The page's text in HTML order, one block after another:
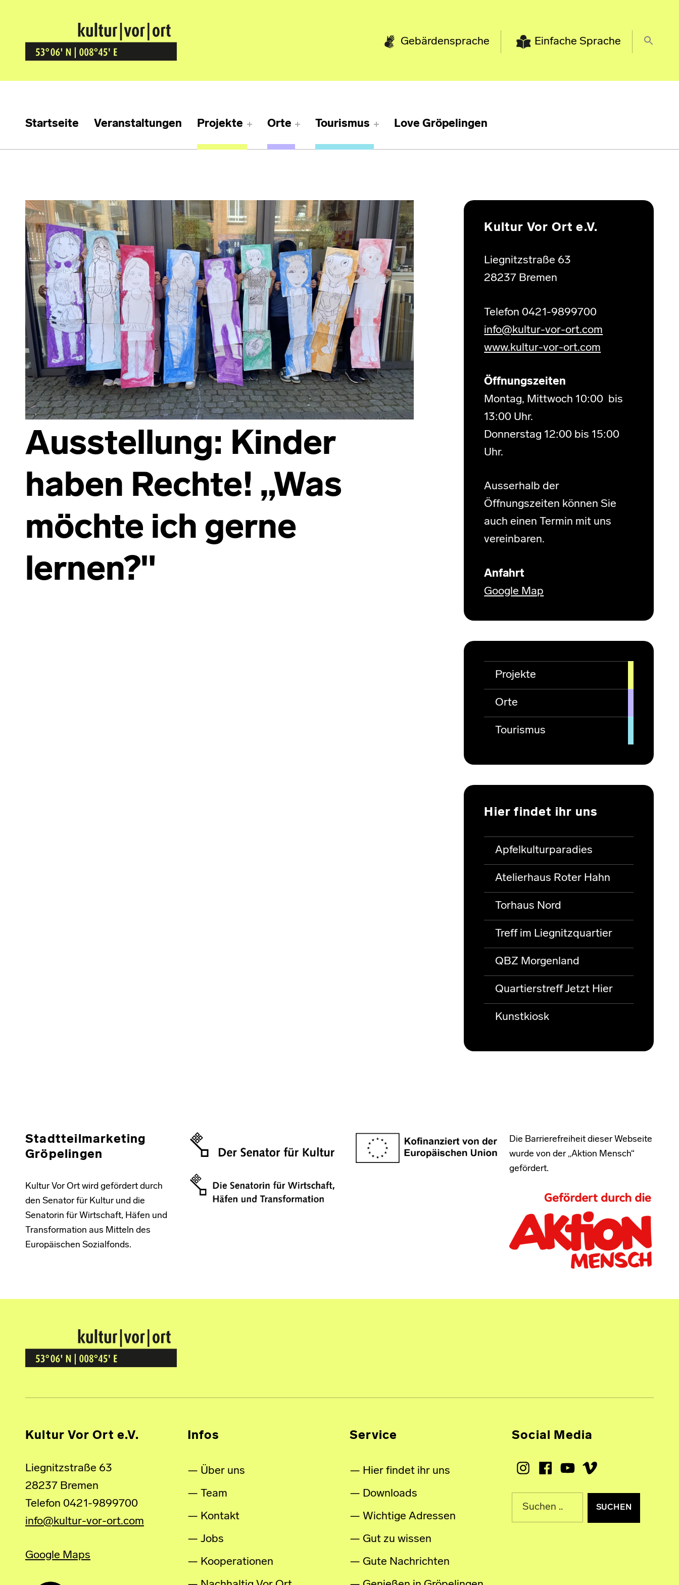
Kultur Vor Ort
BREMEN GRÖPELINGEN Gebärdensprache Einfache Sprache
Startseite Veranstaltungen Projekte Orte Tourismus Love Gröpelingen
Ausstellung: Kinder
haben Rechte! „Was
möchte ich gerne
lernen?"
Kultur Vor Ort e.V.
Liegnitzstraße 63
28237 Bremen
Telefon 0421-9899700
info@kultur-vor-ort.com
www.kultur-vor-ort.com
Öffnungszeiten
Montag, Mittwoch 10:00 bis
13:00 Uhr.
Donnerstag 12:00 bis 15:00
Uhr.
Ausserhalb der
Öffnungszeiten können Sie
auch einen Termin mit uns
vereinbaren.
Anfahrt
Google Map
Projekte
Orte
Tourismus
Hier findet ihr uns
Apfelkulturparadies
Atelierhaus Roter Hahn
Torhaus Nord
Treff im Liegnitzquartier
QBZ Morgenland
Quartierstreff Jetzt Hier
Kunstkiosk
Stadtteilmarketing
Gröpelingen
Kultur Vor Ort wird gefördert durch
den Senator für Kultur und die
Senatorin für Wirtschaft, Häfen und
Transformation aus Mitteln des
Europäischen Sozialfonds.
Die Barrierefreiheit dieser Webseite
wurde von der „Aktion Mensch“
gefördert.
Kultur Vor Ort
BREMEN GRÖPELINGEN
Kultur Vor Ort e.V.
Liegnitzstraße 63
28237 Bremen
Telefon 0421-9899700
info@kultur-vor-ort.com
Google Maps
Infos
Über uns
Team
Kontakt
Jobs
Kooperationen
Service
Hier findet ihr uns
Downloads
Wichtige Adressen
Gut zu wissen
Gute Nachrichten
Social Media
InstagramFacebookYoutubeVimeo
Suche nach: